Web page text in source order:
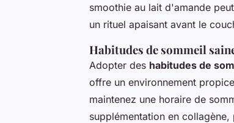
smoothie au lait d'amande
un rituel apaisant avant le
Habitudes de sommeil
Adopter des habitudes de
offre un environnement
maintenez une horaire de
supplémentation en